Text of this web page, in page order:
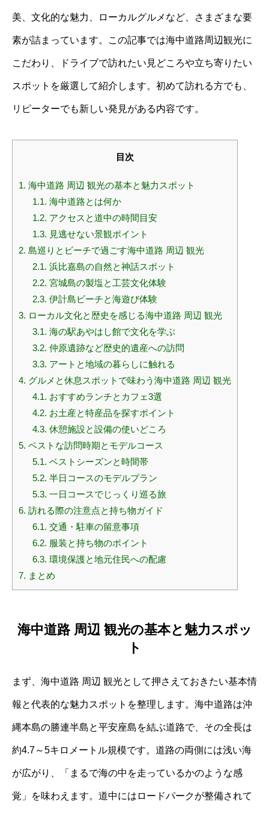
美、文化的な魅力、ローカルグルメなど、さまざまな要
素が詰まっています。この記事では海中道路周辺観光に
こだわり、ドライブで訪れたい見どころや立ち寄りたい
スポットを厳選して紹介します。初めて訪れる方でも、
リピーターでも新しい発見がある内容です。
目次
1. 海中道路 周辺 観光の基本と魅力スポット
1.1. 海中道路とは何か
1.2. アクセスと道中の時間目安
1.3. 見逃せない景観ポイント
2. 島巡りとビーチで過ごす海中道路 周辺 観光
2.1. 浜比嘉島の自然と神話スポット
2.2. 宮城島の製塩と工芸文化体験
2.3. 伊計島ビーチと海遊び体験
3. ローカル文化と歴史を感じる海中道路 周辺 観光
3.1. 海の駅あやはし館で文化を学ぶ
3.2. 仲原遺跡など歴史的遺産への訪問
3.3. アートと地域の暮らしに触れる
4. グルメと休息スポットで味わう海中道路 周辺 観光
4.1. おすすめランチとカフェ3選
4.2. お土産と特産品を探すポイント
4.3. 休憩施設と設備の使いどころ
5. ベストな訪問時期とモデルコース
5.1. ベストシーズンと時間帯
5.2. 半日コースのモデルプラン
5.3. 一日コースでじっくり巡る旅
6. 訪れる際の注意点と持ち物ガイド
6.1. 交通・駐車の留意事項
6.2. 服装と持ち物のポイント
6.3. 環境保護と地元住民への配慮
7. まとめ
海中道路 周辺 観光の基本と魅力スポッ
ト
まず、海中道路 周辺 観光として押さえておきたい基本情
報と代表的な魅力スポットを整理します。海中道路は沖
縄本島の勝連半島と平安座島を結ぶ道路で、その全長は
約4.7～5キロメートル規模です。道路の両側には浅い海
が広がり、「まるで海の中を走っているかのような感
覚」を味わえます。道中にはロードパークが整備されて